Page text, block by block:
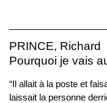
PRINCE, Richard
Pourquoi je vais
“Il allait à la poste et
laissait la personne